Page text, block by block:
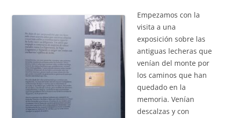
Empezamos con la
visita a una
exposición sobre las
antiguas lecheras que
venían del monte por
los caminos que han
quedado en la
memoria. Venían
descalzas y con